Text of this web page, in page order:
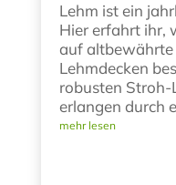
Lehm ist ein
Hier erfahrt ihr,
auf altbewährte
Lehmdecken
robusten Stroh-
erlangen durch
mehr lesen